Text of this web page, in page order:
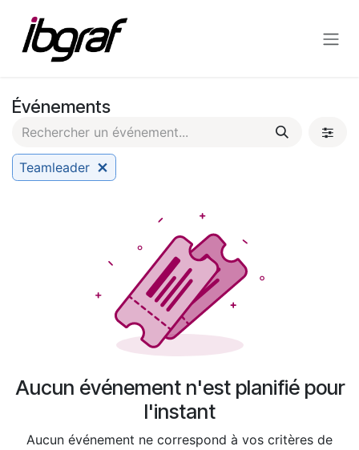
Événements
Teamleader
Aucun événement n'est planifié pour
l'instant
Aucun événement ne correspond à vos critères de